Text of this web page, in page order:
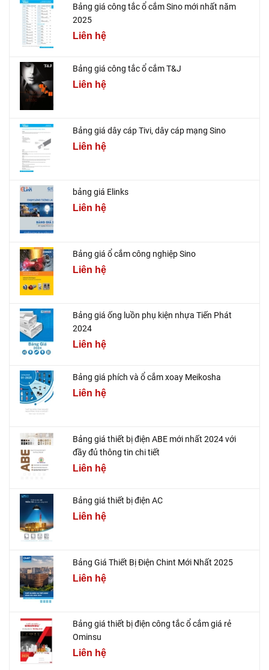
Bảng giá công tắc ổ cắm Sino mới nhất năm
2025
Liên hệ
Bảng giá công tắc ổ cắm T&J
Liên hệ
Bảng giá dây cáp Tivi, dây cáp mạng Sino
Liên hệ
bảng giá Elinks
Liên hệ
Bảng giá ổ cắm công nghiệp Sino
Liên hệ
Bảng giá ống luồn phụ kiện nhựa Tiến Phát
2024
Liên hệ
Bảng giá phích và ổ cắm xoay Meikosha
Liên hệ
Bảng giá thiết bị điện ABE mới nhất 2024 với
đầy đủ thông tin chi tiết
Liên hệ
Bảng giá thiết bị điện AC
Liên hệ
Bảng Giá Thiết Bị Điện Chint Mới Nhất 2025
Liên hệ
Bảng giá thiết bị điện công tắc ổ cắm giá rẻ
Ominsu
Liên hệ